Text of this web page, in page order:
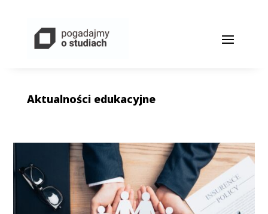
Aktualności edukacyjne